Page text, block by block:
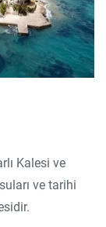
Kalesi ve
ve tarihi